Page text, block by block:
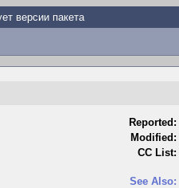
версии пакета
Reported:
Modified:
CC List:
See Also: